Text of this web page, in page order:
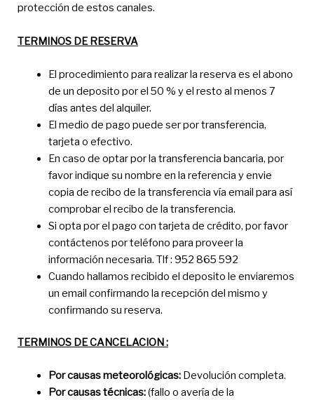
protección de estos canales.
TERMINOS DE RESERVA
El procedimiento para realizar la reserva es el abono
de un deposito por el 50 % y el resto al menos 7
días antes del alquiler.
El medio de pago puede ser por transferencia,
tarjeta o efectivo.
En caso de optar por la transferencia bancaria, por
favor indique su nombre en la referencia y envie
copia de recibo de la transferencia vía email para así
comprobar el recibo de la transferencia.
Si opta por el pago con tarjeta de crédito, por favor
contáctenos por teléfono para proveer la
información necesaria. Tlf : 952 865 592
Cuando hallamos recibido el deposito le enviaremos
un email confirmando la recepción del mismo y
confirmando su reserva.
TERMINOS DE CANCELACION :
Por causas meteorológicas:Devolución completa.
Por causas técnicas:(fallo o avería de la